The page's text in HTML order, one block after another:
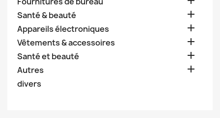
Santé & beauté 
Appareils électroniques 
Vêtements & accessoires 
Santé et beauté 
Autres 
divers